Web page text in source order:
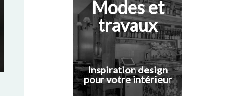
Modes et
travaux
Inspiration design
pour votre intérieur